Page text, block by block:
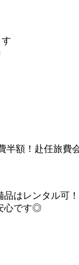
半額！赴任旅費
はレンタル可！
心です◎